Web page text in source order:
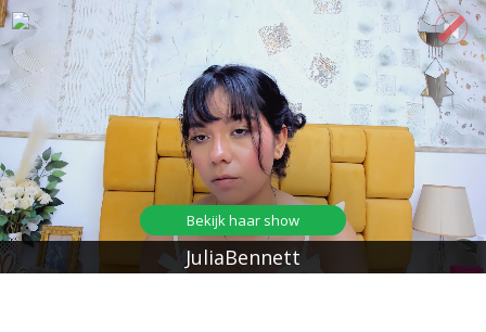
JuliaBennett
Bekijk haar show